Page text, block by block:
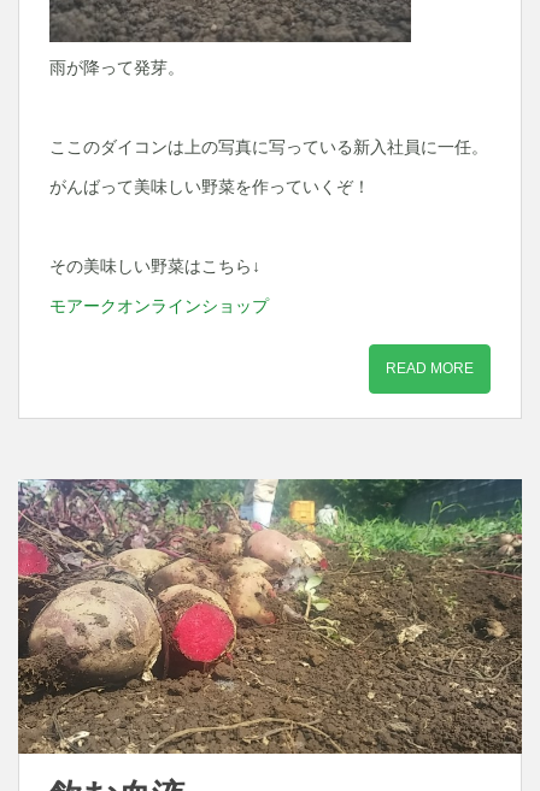
雨が降って発芽。
ここのダイコンは上の写真に写っている新入社員に一任。
がんばって美味しい野菜を作っていくぞ！
その美味しい野菜はこちら↓
モアークオンラインショップ
READ MORE